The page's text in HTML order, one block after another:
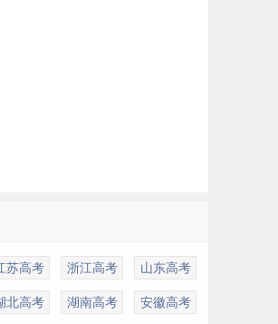
苏高考 浙江高考 山东高考
北高考 湖南高考 安徽高考